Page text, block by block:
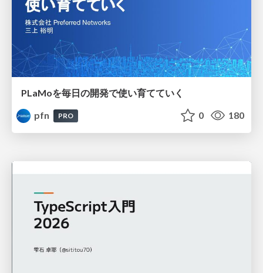
PLaMoを毎日の開発で使い育てていく
pfn
PRO 0 180